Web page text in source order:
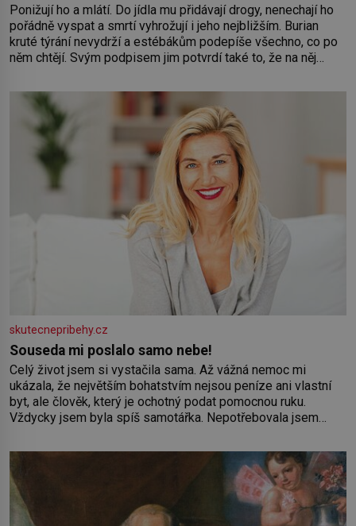
Ponižují ho a mlátí. Do jídla mu přidávají drogy, nenechají ho
pořádně vyspat a smrtí vyhrožují i jeho nejbližším. Burian
kruté týrání nevydrží a estébákům podepíše všechno, co po
něm chtějí. Svým podpisem jim potvrdí také to, že na něj
Syn brněnského řezníka chce být knězem a
skutecnepribehy.cz
Souseda mi poslalo samo nebe!
Celý život jsem si vystačila sama. Až vážná nemoc mi
ukázala, že největším bohatstvím nejsou peníze ani vlastní
byt, ale člověk, který je ochotný podat pomocnou ruku.
Vždycky jsem byla spíš samotářka. Nepotřebovala jsem
práce a hlavně klid. Hned po studiích jsem odešla z rodného